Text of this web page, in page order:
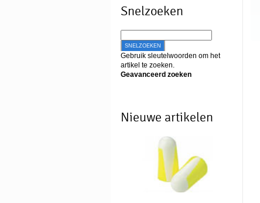
Snelzoeken
SNELZOEKEN
Gebruik sleutelwoorden om het
artikel te zoeken.
Geavanceerd zoeken
Nieuwe artikelen